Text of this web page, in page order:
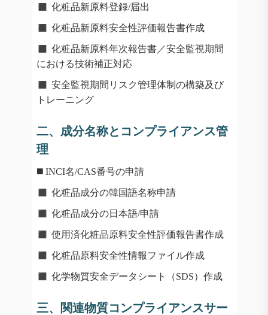
◼️ 化粧品新原料登録/届出
◼️ 化粧品新原料安全性評価報告書作成
◼️ 化粧品新原料年次報告書／安全監視期間
における技術補正対応
◼️ 安全監視期間リスク管理体制の構築及び
トレーニング
二、成分名称とコンプライアンス管
理
◼️ INCI名/CAS番号の申請
◼️ 化粧品成分の韓国語名称申請
◼️ 化粧品成分の日本語/申請
◼️ 使用済化粧品原料安全性評価報告書作成
◼️ 化粧品原料安全性情報ファイル作成
◼️ 化学物質安全データシート（SDS）作成
三、関連物質コンプライアンスサー